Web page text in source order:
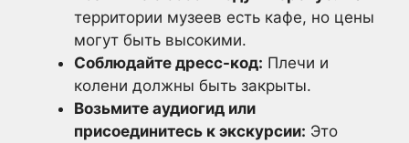
территории музеев есть кафе, но цены
могут быть высокими.
Соблюдайте дресс-код: Плечи и
колени должны быть закрыты.
Возьмите аудиогид или
присоединитесь к экскурсии: Это